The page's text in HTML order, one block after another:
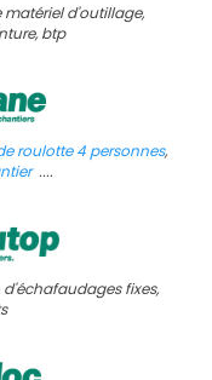
d'outillage,
btp
roulotte 4 personnes,
....
fixes,